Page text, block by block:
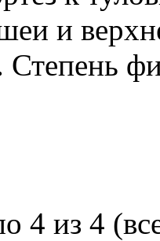
и
Степень
4 из 4